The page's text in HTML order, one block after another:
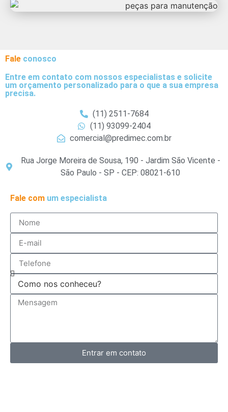
Fale conosco
Entre em contato com nossos especialistas e solicite
um orçamento personalizado para o que a sua empresa
precisa.
(11) 2511-7684
(11) 93099-2404
comercial@predimec.com.br
Rua Jorge Moreira de Sousa, 190 - Jardim São Vicente -
São Paulo - SP - CEP: 08021-610
Fale com um especialista
Entrar em contato